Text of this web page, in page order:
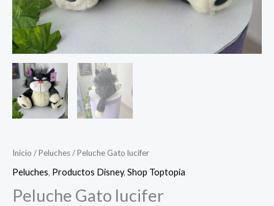
Inicio /Peluches/ Peluche Gato lucifer
Peluches, Productos Disney, Shop Toptopia
Peluche Gato lucifer